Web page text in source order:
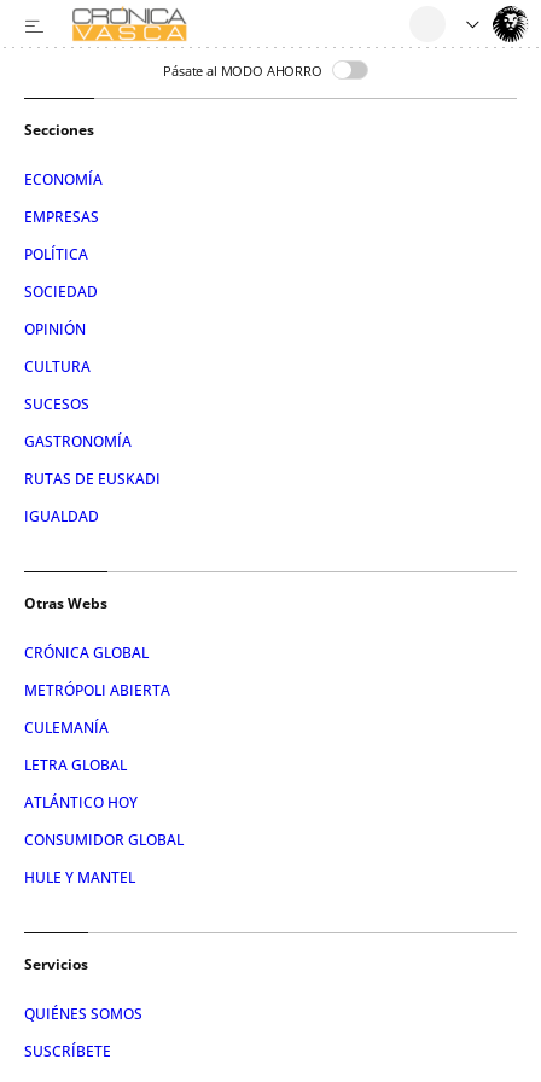
Pásate al MODO AHORRO
Secciones
ECONOMÍA
EMPRESAS
POLÍTICA
SOCIEDAD
OPINIÓN
CULTURA
SUCESOS
GASTRONOMÍA
RUTAS DE EUSKADI
IGUALDAD
Otras Webs
CRÓNICA GLOBAL
METRÓPOLI ABIERTA
CULEMANÍA
LETRA GLOBAL
ATLÁNTICO HOY
CONSUMIDOR GLOBAL
HULE Y MANTEL
Servicios
QUIÉNES SOMOS
SUSCRÍBETE